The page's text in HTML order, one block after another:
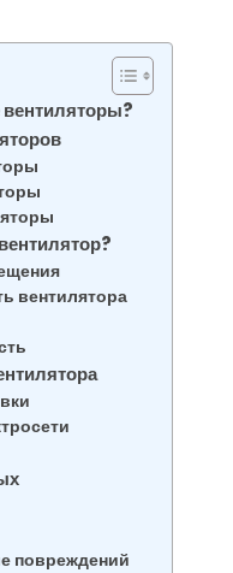
вентилятора
повреждений